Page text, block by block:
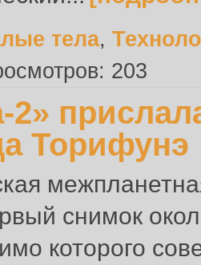
тела,
203
2»
Торифунэ
снимок
которого